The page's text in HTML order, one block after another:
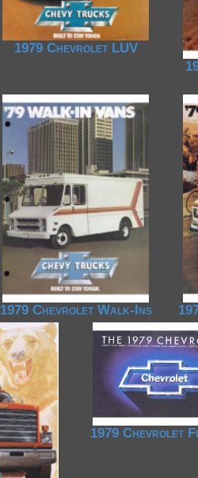
1979 Chevrolet LUV
1979 Chevrolet Walk-Ins
1979 Chevrolet